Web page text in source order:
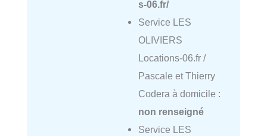
s-06.fr/
Service LES
OLIVIERS
Locations-06.fr /
Pascale et Thierry
Codera à domicile :
non renseigné
Service LES